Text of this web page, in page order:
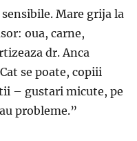
Mare grija la
oua, carne,
dr. Anca
Cat se poate, copiii
– gustari micute, pe
probleme.”